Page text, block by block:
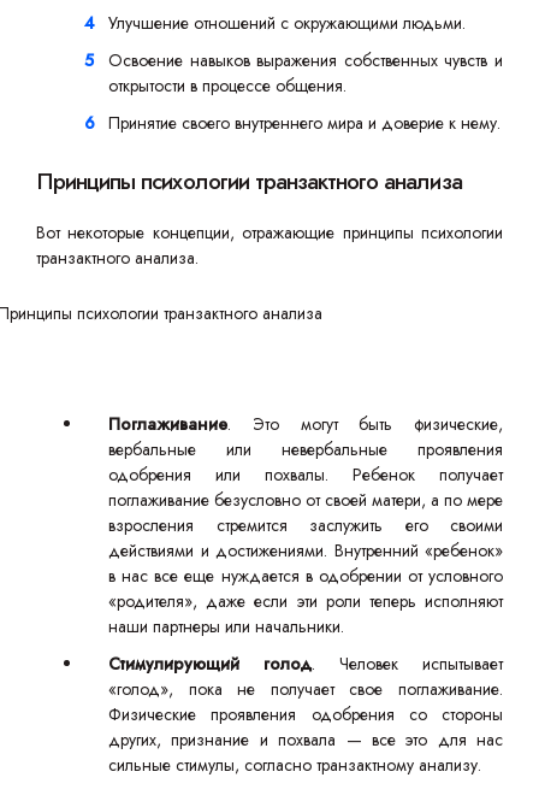
Улучшение отношений с окружающими людьми.
Освоение навыков выражения собственных чувств и
открытости в процессе общения.
Принятие своего внутреннего мира и доверие к нему.
Принципы психологии транзактного анализа
Вот некоторые концепции, отражающие принципы психологии
транзактного анализа.
Поглаживание. Это могут быть физические,
вербальные или невербальные проявления
одобрения или похвалы. Ребенок получает
поглаживание безусловно от своей матери, а по мере
взросления стремится заслужить его своими
действиями и достижениями. Внутренний «ребенок»
в нас все еще нуждается в одобрении от условного
«родителя», даже если эти роли теперь исполняют
наши партнеры или начальники.
Стимулирующий голод. Человек испытывает
«голод», пока не получает свое поглаживание.
Физические проявления одобрения со стороны
других, признание и похвала — все это для нас
сильные стимулы, согласно транзактному анализу.